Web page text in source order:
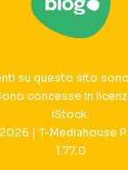
su questo sito
concesse in
iStock.
| T-Mediahouse
1.77.0